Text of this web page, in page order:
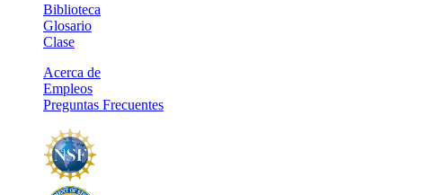
Biblioteca
Glosario
Clase
Acerca de
Empleos
Preguntas Frecuentes